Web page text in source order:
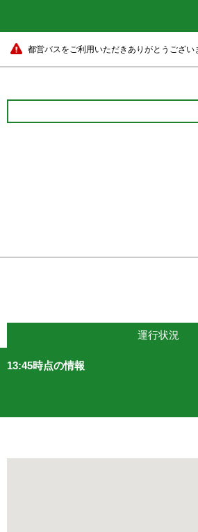
都営バスをご利用いただきありがとうござい
運行状況
13:45時点の情報